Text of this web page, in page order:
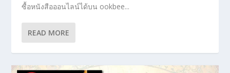
ซื้อหนังสือออนไลน์ได้บน ookbee...
READ MORE